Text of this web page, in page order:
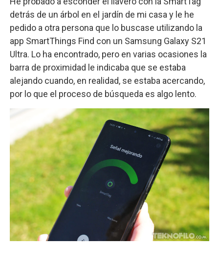
detrás de un árbol en el jardín de mi casa y le he
pedido a otra persona que lo buscase utilizando la
app SmartThings Find con un Samsung Galaxy S21
Ultra. Lo ha encontrado, pero en varias ocasiones la
barra de proximidad le indicaba que se estaba
alejando cuando, en realidad, se estaba acercando,
por lo que el proceso de búsqueda es algo lento.